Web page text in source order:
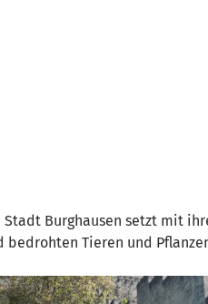
Stadt Burghausen setzt mit
bedrohten Tieren und